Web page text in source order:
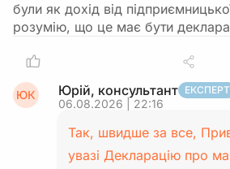
були як дохід від
розумію, що це має бути
ЮК Юрій, консультант ЕКСПЕРТ
06.08.2026 | 22:16
Так, швидше за все,
увазі Декларацію про